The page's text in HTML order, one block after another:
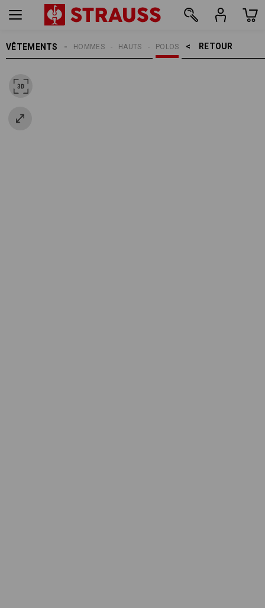
VÊTEMENTS RETOUR    >
POLOS
HAUTS
HOMMES